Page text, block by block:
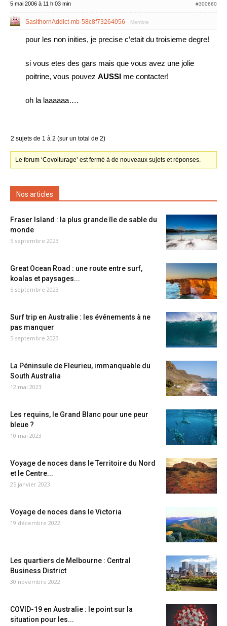
5 mai 2006 à 11 h 03 min #300660
SasithornAddict-mb-58c8f73264056 Membre
pour les non inities, je precise c’etait du troisieme degre!
si vous etes des gars mais que vous avez une jolie
poitrine, vous pouvez AUSSI me contacter!
oh la laaaaaa….
2 sujets de 1 à 2 (sur un total de 2)
Le forum ‘Covoiturage’ est fermé à de nouveaux sujets et réponses.
Nos articles
Fraser Island : la plus grande île de sable du
monde
5 septembre 2023
Great Ocean Road : une route entre surf,
koalas et paysages...
5 septembre 2023
Surf trip en Australie : les événements à ne
pas manquer
5 septembre 2023
La Péninsule de Fleurieu, immanquable du
South Australia
12 mai 2023
Les requins, le Grand Blanc pour une peur
bleue ?
10 mai 2023
Voyage de noces dans le Territoire du Nord
et le Centre...
25 janvier 2023
Voyage de noces dans le Victoria
19 décembre 2022
Les quartiers de Melbourne : Central
Business District
30 novembre 2022
COVID-19 en Australie : le point sur la
situation pour les...